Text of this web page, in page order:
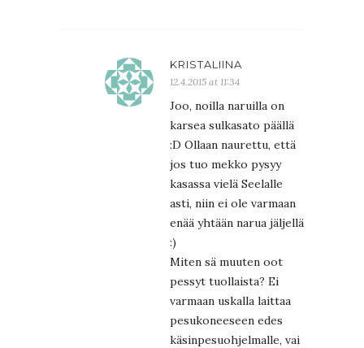
KRISTALIINA
12.4.2015 at 11:34
Joo, noilla naruilla on
karsea sulkasato päällä
:D Ollaan naurettu, että
jos tuo mekko pysyy
kasassa vielä Seelalle
asti, niin ei ole varmaan
enää yhtään narua jäljellä
:)
Miten sä muuten oot
pessyt tuollaista? Ei
varmaan uskalla laittaa
pesukoneeseen edes
käsinpesuohjelmalle, vai